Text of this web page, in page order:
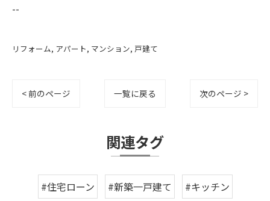
--
リフォーム アパート マンション 戸建て
< 前のページ 一覧に戻る 次のページ >
関連タグ
#住宅ローン #新築一戸建て #キッチン